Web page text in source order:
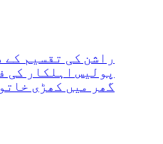
راشن کی تقسیم کے
پولیس اہلکار کی
گھر میں کھڑی